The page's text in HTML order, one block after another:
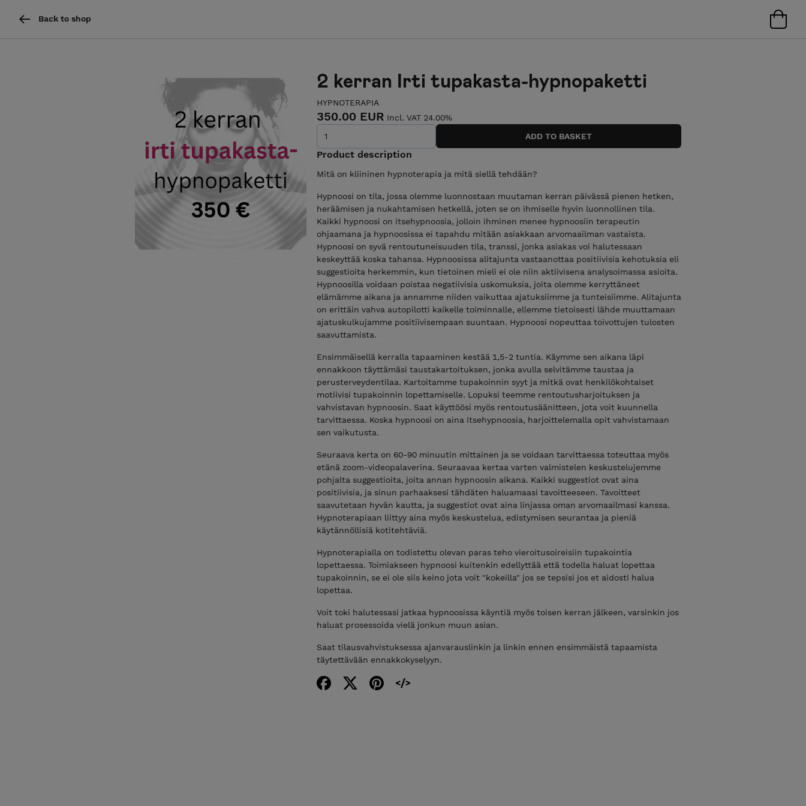
Back to shop
2 kerran Irti tupakasta-hypnopaketti
HYPNOTERAPIA
350.00 EUR Incl. VAT 24.00%
Product description
Mitä on kliininen hypnoterapia ja mitä siellä tehdään?
Hypnoosi on tila, jossa olemme luonnostaan muutaman kerran päivässä pienen hetken,
heräämisen ja nukahtamisen hetkellä, joten se on ihmiselle hyvin luonnollinen tila.
Kaikki hypnoosi on itsehypnoosia, jolloin ihminen menee hypnoosiin terapeutin
ohjaamana ja hypnoosissa ei tapahdu mitään asiakkaan arvomaailman vastaista.
Hypnoosi on syvä rentoutuneisuuden tila, transsi, jonka asiakas voi halutessaan
keskeyttää koska tahansa. Hypnoosissa alitajunta vastaanottaa positiivisia kehotuksia eli
suggestioita herkemmin, kun tietoinen mieli ei ole niin aktiivisena analysoimassa asioita.
Hypnoosilla voidaan poistaa negatiivisia uskomuksia, joita olemme kerryttäneet
elämämme aikana ja annamme niiden vaikuttaa ajatuksiimme ja tunteisiimme. Alitajunta
on erittäin vahva autopilotti kaikelle toiminnalle, ellemme tietoisesti lähde muuttamaan
ajatuskulkujamme positiivisempaan suuntaan. Hypnoosi nopeuttaa toivottujen tulosten
saavuttamista.
Ensimmäisellä kerralla tapaaminen kestää 1,5-2 tuntia. Käymme sen aikana läpi
ennakkoon täyttämäsi taustakartoituksen, jonka avulla selvitämme taustaa ja
perusterveydentilaa. Kartoitamme tupakoinnin syyt ja mitkä ovat henkilökohtaiset
motiivisi tupakoinnin lopettamiselle. Lopuksi teemme rentoutusharjoituksen ja
vahvistavan hypnoosin. Saat käyttöösi myös rentoutusäänitteen, jota voit kuunnella
tarvittaessa. Koska hypnoosi on aina itsehypnoosia, harjoittelemalla opit vahvistamaan
sen vaikutusta.
Seuraava kerta on 60-90 minuutin mittainen ja se voidaan tarvittaessa toteuttaa myös
etänä zoom-videopalaverina. Seuraavaa kertaa varten valmistelen keskustelujemme
pohjalta suggestioita, joita annan hypnoosin aikana. Kaikki suggestiot ovat aina
positiivisia, ja sinun parhaaksesi tähdäten haluamaasi tavoitteeseen. Tavoitteet
saavutetaan hyvän kautta, ja suggestiot ovat aina linjassa oman arvomaailmasi kanssa.
Hypnoterapiaan liittyy aina myös keskustelua, edistymisen seurantaa ja pieniä
käytännöllisiä kotitehtäviä.
Hypnoterapialla on todistettu olevan paras teho vieroitusoireisiin tupakointia
lopettaessa. Toimiakseen hypnoosi kuitenkin edellyttää että todella haluat lopettaa
tupakoinnin, se ei ole siis keino jota voit "kokeilla" jos se tepsisi jos et aidosti halua
lopettaa.
Voit toki halutessasi jatkaa hypnoosissa käyntiä myös toisen kerran jälkeen, varsinkin jos
haluat prosessoida vielä jonkun muun asian.
Saat tilausvahvistuksessa ajanvarauslinkin ja linkin ennen ensimmäistä tapaamista
täytettävään ennakkokyselyyn.